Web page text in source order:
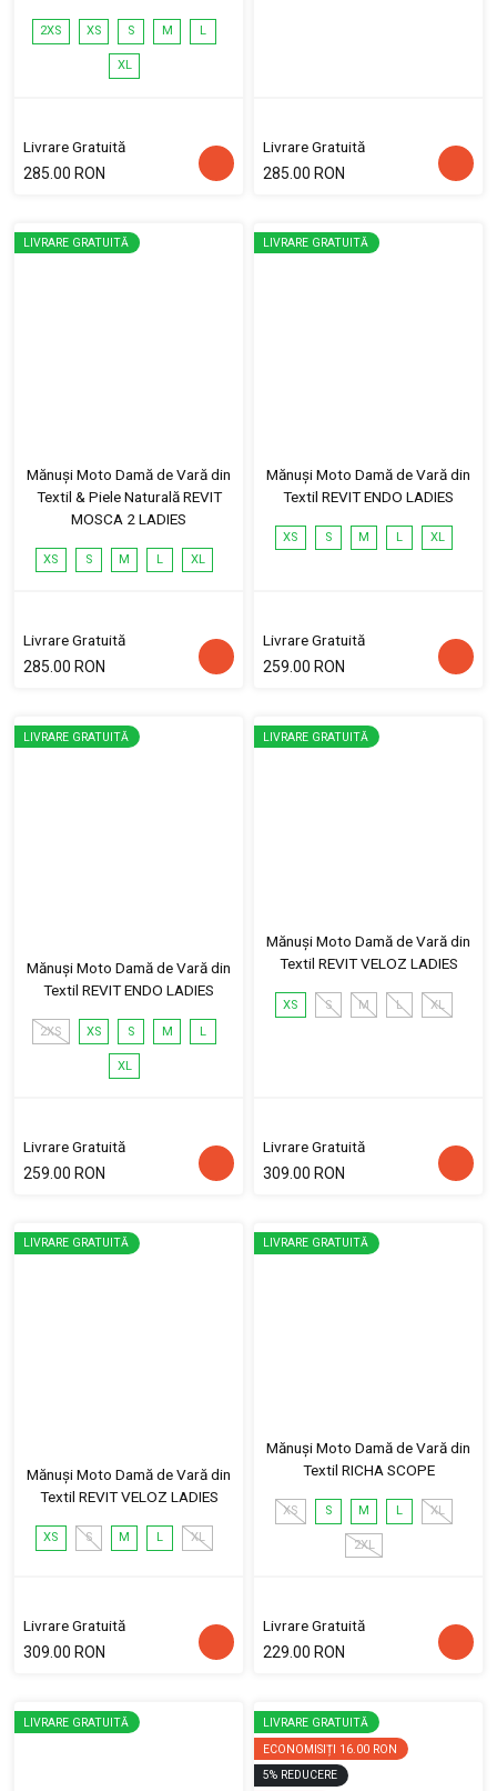
2XS XS S M L
XL
Livrare Gratuită
285.00 RON
Livrare Gratuită
285.00 RON
LIVRARE GRATUITĂ
Mănuși Moto Damă de Vară din
Textil & Piele Naturală REVIT
MOSCA 2 LADIES
XS S M L XL
Livrare Gratuită
285.00 RON
LIVRARE GRATUITĂ
Mănuși Moto Damă de Vară din
Textil REVIT ENDO LADIES
XS S M L XL
Livrare Gratuită
259.00 RON
LIVRARE GRATUITĂ
Mănuși Moto Damă de Vară din
Textil REVIT ENDO LADIES
2XS XS S M L
XL
Livrare Gratuită
259.00 RON
LIVRARE GRATUITĂ
Mănuși Moto Damă de Vară din
Textil REVIT VELOZ LADIES
XS S M L XL
Livrare Gratuită
309.00 RON
LIVRARE GRATUITĂ
Mănuși Moto Damă de Vară din
Textil REVIT VELOZ LADIES
XS S M L XL
Livrare Gratuită
309.00 RON
LIVRARE GRATUITĂ
Mănuși Moto Damă de Vară din
Textil RICHA SCOPE
XS S M L XL
2XL
Livrare Gratuită
229.00 RON
LIVRARE GRATUITĂ
LIVRARE GRATUITĂ
ECONOMISIȚI 16.00 RON
5% REDUCERE